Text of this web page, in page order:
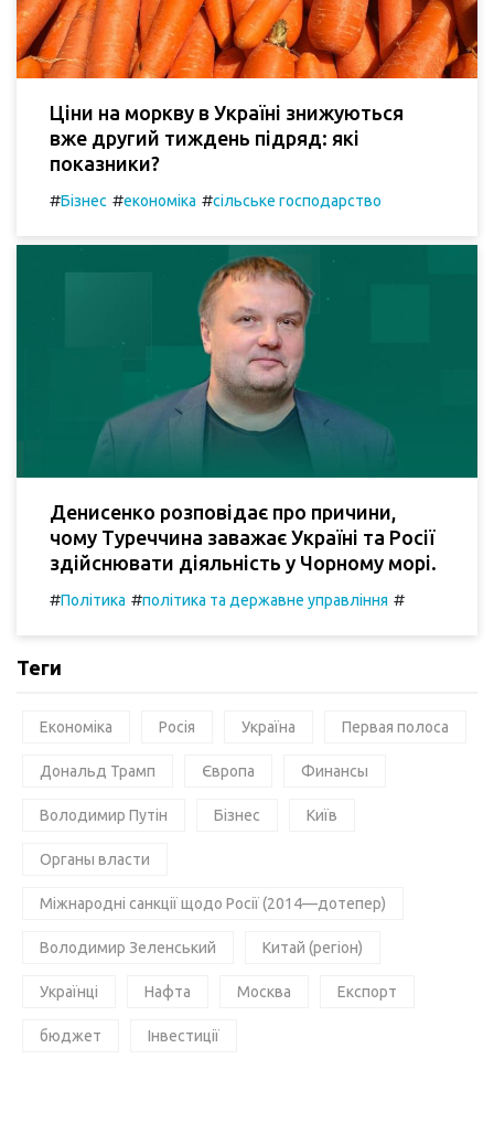
Ціни на моркву в Україні знижуються
вже другий тиждень підряд: які
показники?
#Бізнес #економіка #сільське господарство
Денисенко розповідає про причини,
чому Туреччина заважає Україні та Росії
здійснювати діяльність у Чорному морі.
#Політика #політика та державне управління #
Теги
Економіка Росія Україна Первая полоса
Дональд Трамп Європа Финансы
Володимир Путін Бізнес Київ
Органы власти
Міжнародні санкції щодо Росії (2014—дотепер)
Володимир Зеленський Китай (регіон)
Українці Нафта Москва Експорт
бюджет Інвестиції